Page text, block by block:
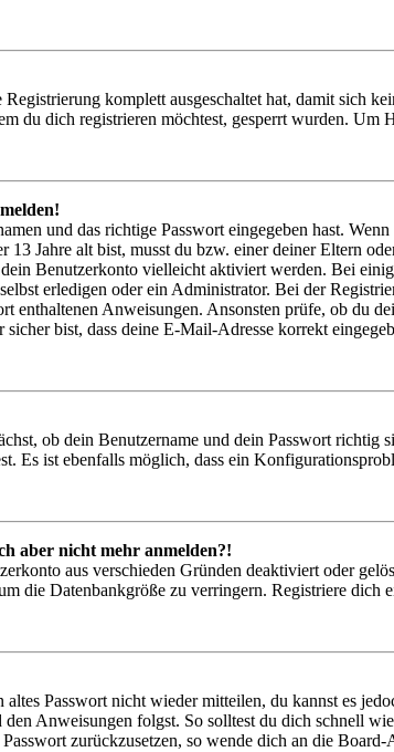
komplett ausgeschaltet hat, damit sich
du dich registrieren möchtest, gesperrt wurden.
und das richtige Passwort eingegeben hast.
13 Jahre alt bist, musst du bzw. einer deiner Eltern
Benutzerkonto vielleicht aktiviert werden. Bei
erledigen oder ein Administrator. Bei der
enthaltenen Anweisungen. Ansonsten prüfe, ob du
bist, dass deine E-Mail-Adresse korrekt
ob dein Benutzername und dein Passwort
Es ist ebenfalls möglich, dass ein
aber nicht mehr anmelden?!
aus verschieden Gründen deaktiviert oder
die Datenbankgröße zu verringern. Registriere
Passwort nicht wieder mitteilen, du kannst es
Anweisungen folgst. So solltest du dich schnell
zurückzusetzen, so wende dich an die